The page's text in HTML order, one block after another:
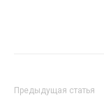
Предыдущая статья